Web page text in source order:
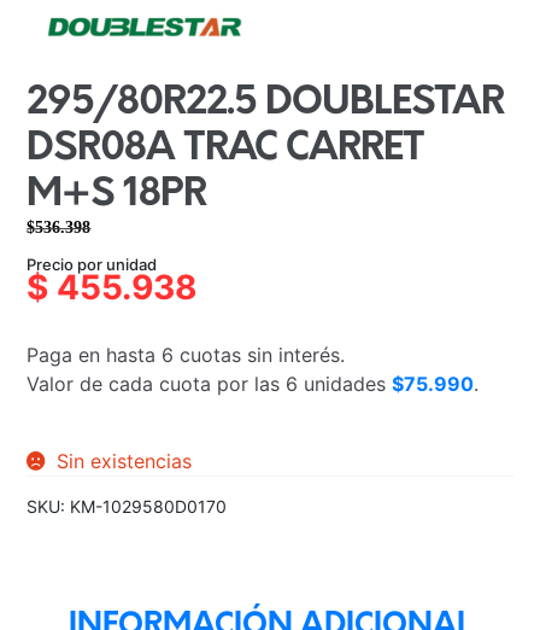
295/80R22.5 DOUBLESTAR
DSR08A TRAC CARRET
M+S 18PR
$536.398
precio
original
$536.398.
precio
actual
$455.938.
Precio por unidad
$ 455.938
Paga en hasta 6 cuotas sin interés.
Valor de cada cuota por las 6 unidades$75.990.
Sin existencias
SKU: KM-1029580D0170